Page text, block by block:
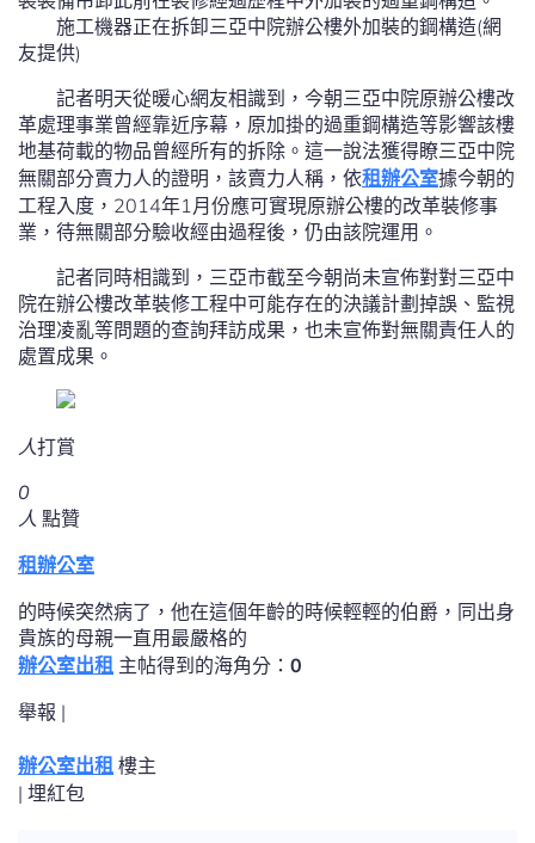
施工機器正在拆卸三亞中院辦公樓外加裝的鋼構造(網
友提供)
記者明天從暖心網友相識到，今朝三亞中院原辦公樓改
革處理事業曾經靠近序幕，原加掛的過重鋼構造等影響該樓
地基荷載的物品曾經所有的拆除。這一說法獲得瞭三亞中院
無關部分賣力人的證明，該賣力人稱，依租辦公室據今朝的
工程入度，2014年1月份應可實現原辦公樓的改革裝修事
業，待無關部分驗收經由過程後，仍由該院運用。
記者同時相識到，三亞市截至今朝尚未宣佈對對三亞中
院在辦公樓改革裝修工程中可能存在的決議計劃掉誤、監視
治理凌亂等問題的查詢拜訪成果，也未宣佈對無關責任人的
處置成果。
人打賞
0
人 點贊
租辦公室
的時候突然病了，他在這個年齡的時候輕輕的伯爵，同出身
貴族的母親一直用最嚴格的
辦公室出租 主帖得到的海角分： 0
舉報 |
辦公室出租 樓主
| 埋紅包